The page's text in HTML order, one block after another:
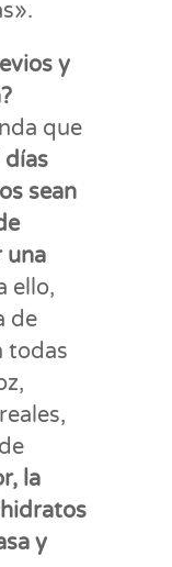
y
que
días
sean
una
ello,
de
todas
la
y